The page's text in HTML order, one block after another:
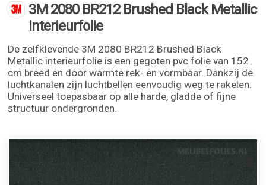
3M 2080 BR212 Brushed Black Metallic
interieurfolie
De zelfklevende 3M 2080 BR212 Brushed Black
Metallic interieurfolie is een gegoten pvc folie van 152
cm breed en door warmte rek- en vormbaar. Dankzij de
luchtkanalen zijn luchtbellen eenvoudig weg te rakelen.
Universeel toepasbaar op alle harde, gladde of fijne
structuur ondergronden.